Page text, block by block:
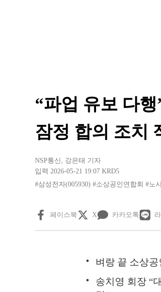
“파업 유보 다
잠정 합의 조치
NSP통신 , 강은태 기자
입력 2026-05-21 19:07 KRD5
#삼성전자(005930) #소상공인연합회 #노
페이스북 X 카카오톡
벼랑 끝 소상
송치영 회장 “